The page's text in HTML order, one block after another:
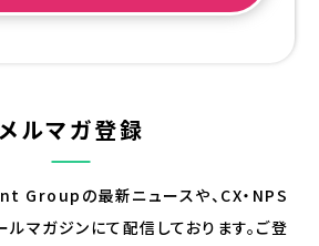
メルマガ登録
の最新ニュースや、CX・NPS
ルマガジンにて配信しております。ご登